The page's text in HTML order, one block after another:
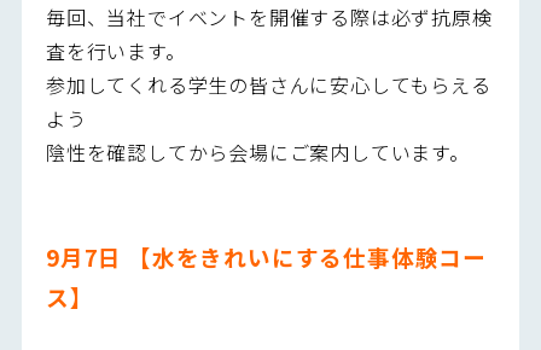
毎回、当社でイベントを開催する際は必ず抗原検
査を行います。
参加してくれる学生の皆さんに安心してもらえる
よう
陰性を確認してから会場にご案内しています。
9月7日 【水をきれいにする仕事体験コー
ス】